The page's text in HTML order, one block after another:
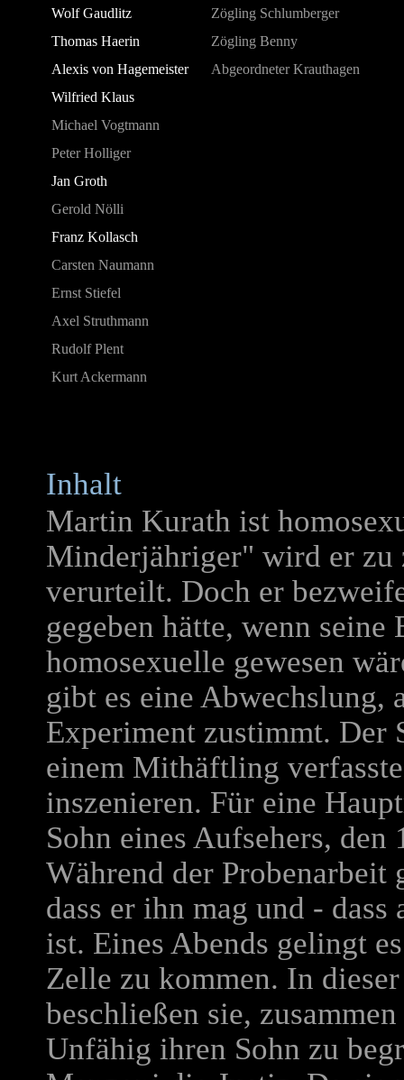
Wolf Gaudlitz
Zögling Schlumberger
Thomas Haerin
Zögling Benny
Alexis von Hagemeister
Abgeordneter Krauthagen
Wilfried Klaus
Michael Vogtmann
Peter Holliger
Jan Groth
Gerold Nölli
Franz Kollasch
Carsten Naumann
Ernst Stiefel
Axel Struthmann
Rudolf Plent
Kurt Ackermann
Inhalt
Martin Kurath ist
Minderjähriger" wird er zu
verurteilt. Doch er
gegeben hätte, wenn
homosexuelle gewesen
gibt es eine
Experiment zustimmt. Der
einem Mithäftling
inszenieren. Für eine
Sohn eines Aufsehers,
Während der
dass er ihn mag und -
ist. Eines Abends gelingt
Zelle zu kommen. In
beschließen sie,
Unfähig ihren Sohn zu